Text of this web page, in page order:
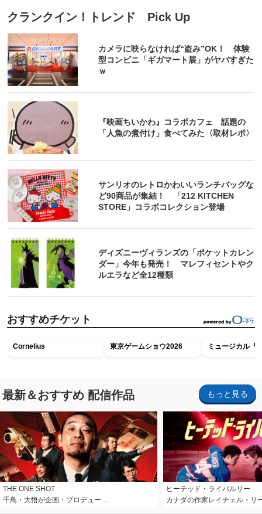
クランクイン！トレンド Pick Up
カメラに映らなければ“盗み”OK！ 体験
型コンビニ「ギガマート展」がヤバすぎた
ｗ
『映画ちいかわ』コラボカフェ 話題の
「人魚の煮付け」食べてみた〈取材レポ〉
サンリオのレトロかわいいランチバッグな
ど90商品が集結！ 「212 KITCHEN
STORE」コラボコレクション登場
ディズニーヴィランズの「ポケットカレン
ダー」今年も発売！ マレフィセントやク
ルエラなど全12種類
おすすめチケット
Cornelius 東京ゲームショウ2026 ミュージカル『
最新＆おすすめ 配信作品 もっと見る
THE ONE SHOT
千鳥・大悟が企画・プロデュー…
ヒーテッド・ライバルリー
カナダの作家レイチェル・リ